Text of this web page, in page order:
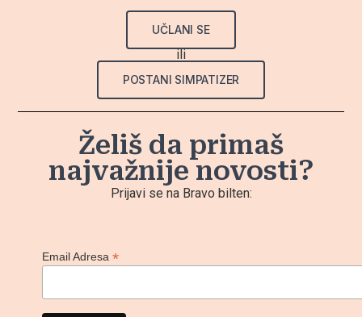
UČLANI SE
ili
POSTANI SIMPATIZER
Želiš da primaš
najvažnije novosti?
Prijavi se na Bravo bilten:
Email Adresa*